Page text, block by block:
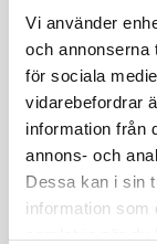
Vi använder
och annonserna
för sociala
vidarebefordrar
information från
annons- och
Dessa kan i sin
information som